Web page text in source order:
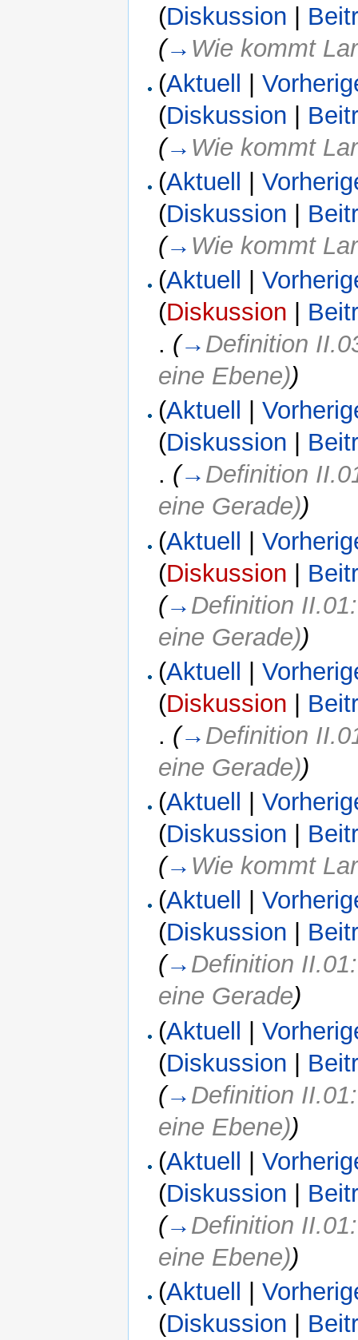
(Diskussion
(→ Wie kommt
(Aktuell |
(Diskussion |
(→ Wie kommt
(Aktuell |
(Diskussion
(→ Wie kommt
(Aktuell |
(Diskussion
. (→ Definition
eine Ebene))
(Aktuell |
(Diskussion
. (→ Definition
eine Gerade))
(Aktuell |
(Diskussion |
(→ Definition
eine Gerade))
(Aktuell |
(Diskussion
. (→ Definition
eine Gerade))
(Aktuell |
(Diskussion
(→ Wie kommt
(Aktuell |
(Diskussion
(→ Definition
eine Gerade)
(Aktuell |
(Diskussion |
(→ Definition
eine Ebene))
(Aktuell |
(Diskussion
(→ Definition
eine Ebene))
(Aktuell |
(Diskussion